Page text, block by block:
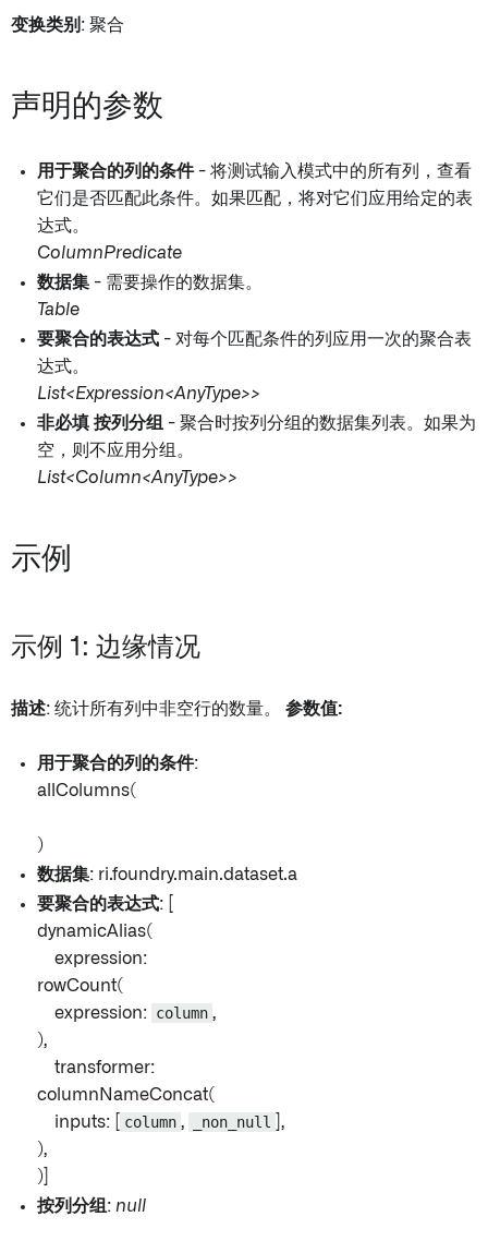
变换类别 : 聚合
声明的参数
用于聚合的列的条件- 将测试输入模式中的所有列，查看
它们是否匹配此条件。如果匹配，将对它们应用给定的表
达式。
ColumnPredicate
数据集 - 需要操作的数据集。
Table
要聚合的表达式 - 对每个匹配条件的列应用一次的聚合表
达式。
List<Expression<AnyType>>
非必填 按列分组 - 聚合时按列分组的数据集列表。如果为
空，则不应用分组。
List<Column<AnyType>>
示例
示例 1: 边缘情况
描述: 统计所有列中非空行的数量。 参数值:
用于聚合的列的条件:
allColumns(
)
数据集: ri.foundry.main.dataset.a
要聚合的表达式: [
dynamicAlias(
expression:
rowCount(
expression: column ,
),
transformer:
columnNameConcat(
inputs: [
column , _non_null
],
),
)]
按列分组 : null